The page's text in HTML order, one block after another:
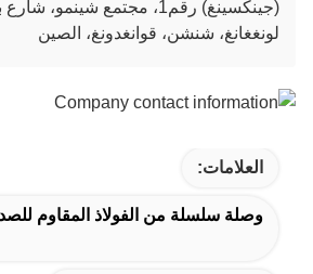
(جينكسينغ) رقم1، مجتمع
لونغغانغ، شنشن، قوانغدونغ، الصين
العلامات:
وصلة سلسلة من الفولاذ المقاوم